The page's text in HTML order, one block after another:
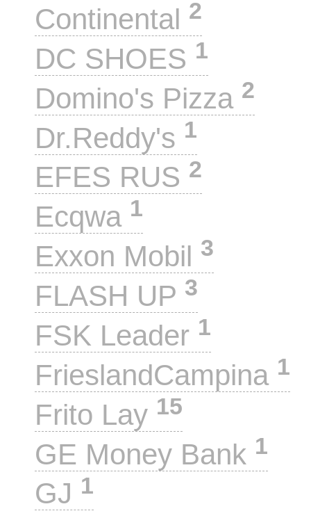
Continental 2
DC SHOES 1
Domino's Pizza 2
Dr.Reddy's 1
EFES RUS 2
Ecqwa 1
Exxon Mobil 3
FLASH UP 3
FSK Leader 1
FrieslandCampina 1
Frito Lay 15
GE Money Bank 1
GJ 1